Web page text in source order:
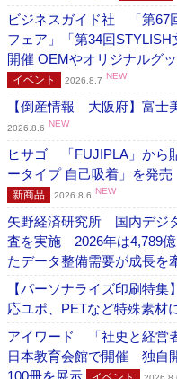
ビジネスガイド社 「第67
フェア」「第34回
開催 OEMやオリジナルグ
イベント 2026.8.7 NEW
【倒産情報 大阪府】富
2026.8.6 NEW
ヒサゴ 「FUJIPLA」から
ータイプ 自己吸着」を発
新商品 2026.8.6 NEW
矢野経済研究所 国内デジ
査を実施 2026年は4,789
たデータ整備需要が成長を
【パーソナライズ印刷特
応ユポ、PETなど特殊素材
アイワード 「社史と経営
日本教育会館で開催 独自
100冊を展示